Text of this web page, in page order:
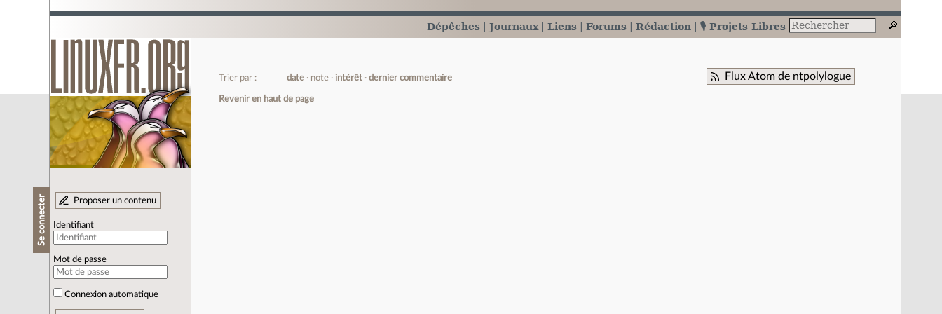
Dépêches Journaux Liens Forums Rédaction 🎙️ Projets Libres
Se connecter Proposer un contenu
Identifiant
Mot de passe
Connexion automatique
Flux Atom de ntpolylogue
Trier par : date note intérêt dernier commentaire
Revenir en haut de page